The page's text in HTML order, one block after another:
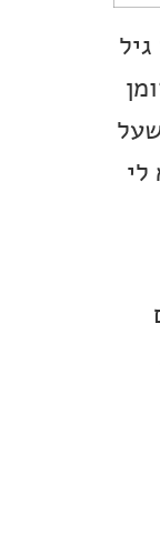
של גרנוי, מייצר בשמים בפריס של המאה ה-18, שעל
לי